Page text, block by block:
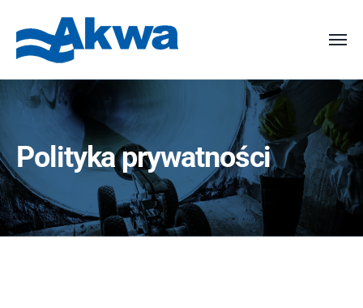
Polityka prywatności